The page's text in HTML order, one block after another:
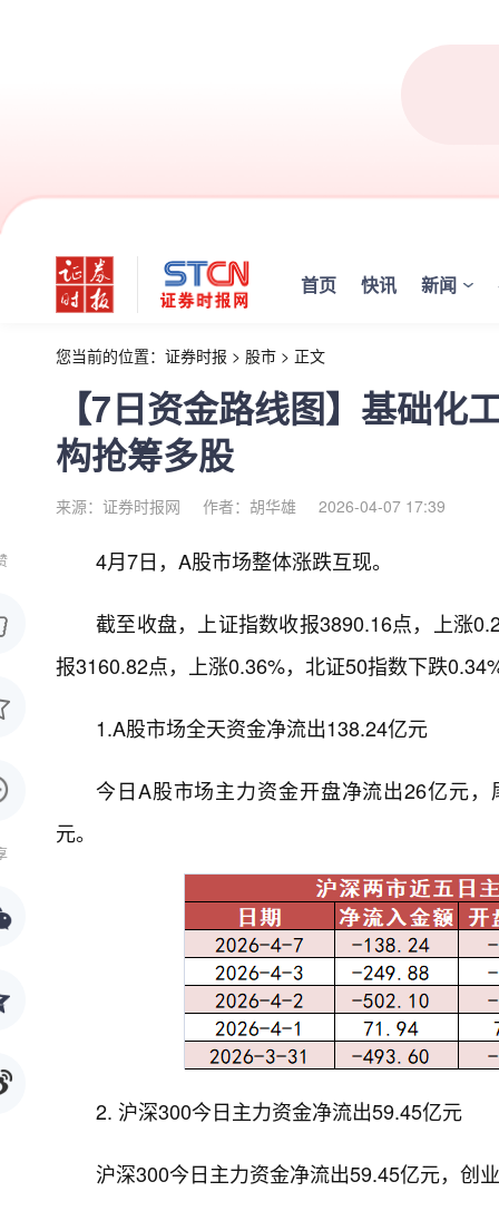
首页 快讯 新闻
您当前的位置： 证券时报 > 股市 > 正文
【7日资金路线图】基础
构抢筹多股
来源：证券时报网 作者：胡华雄 2026-04-07 17:39
4月7日，A股市场整体涨跌互现。
截至收盘，上证指数收报3890.16点，上涨
报3160.82点，上涨0.36%，北证50指数下跌
1.A股市场全天资金净流出138.24亿元
今日A股市场主力资金开盘净流出26亿元
元。
2. 沪深300今日主力资金净流出59.45亿元
沪深300今日主力资金净流出59.45亿元，创